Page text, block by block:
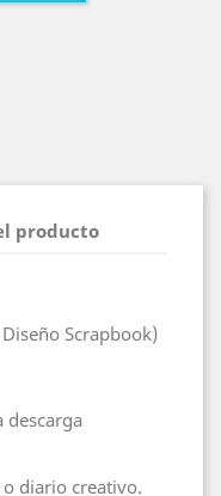
producto
Scrapbook)
descarga
diario creativo.